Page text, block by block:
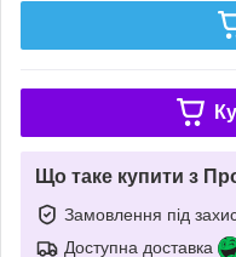
Що таке купити з
Замовлення під
Доступна доставка